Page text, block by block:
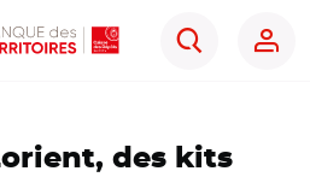
Rechercher
des kits